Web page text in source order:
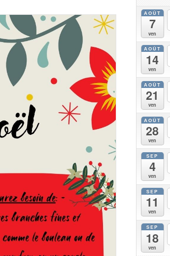
AOÛT
7
ven
AOÛT
14
ven
AOÛT
21
ven
AOÛT
28
ven
SEP
4
ven
SEP
11
ven
SEP
18
ven